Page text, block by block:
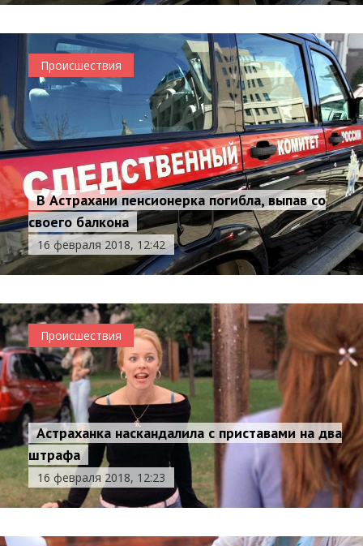
Происшествия
В Астрахани пенсионерка погибла, выпав со
своего балкона
16 февраля 2018, 12:42
Происшествия
Астраханка наскандалила с приставами на два
штрафа
16 февраля 2018, 12:23